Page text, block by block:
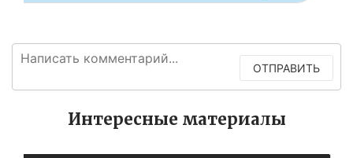
ОТПРАВИТЬ
Интересные материалы